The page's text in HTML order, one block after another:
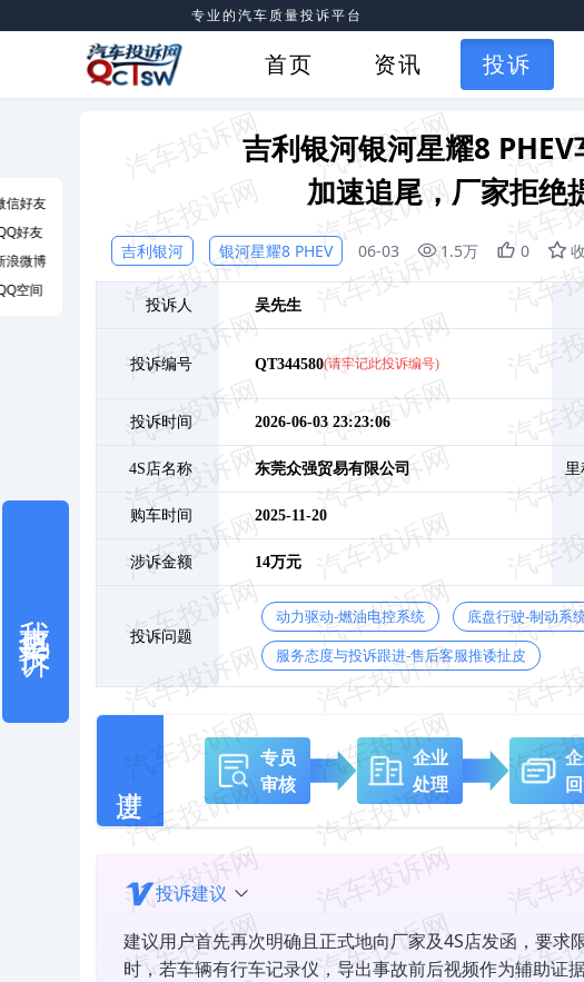
专业的汽车质量投诉平台
首页 资讯 投诉
吉利银河银河星耀8
加速追尾，厂家拒绝
吉利银河 银河星耀8 PHEV 06-03 1.5万 0
投诉人 吴先生
投诉编号 QT344580(请牢记此投诉编号)
投诉时间 2026-06-03 23:23:06
4S店名称 东莞众强贸易有限公司
购车时间 2025-11-20
涉诉金额 14万元
投诉问题
动力驱动-燃油电控系统 底盘行驶-制动系
服务态度与投诉跟进-售后客服推诿扯皮
专员
审核
企业
处理
投诉建议
建议用户首先再次明确且正式地向厂家及4S店发函，要求
时，若车辆有行车记录仪，导出事故前后视频作为辅助证
信好友
好友
浪微博
空间